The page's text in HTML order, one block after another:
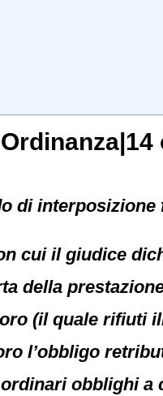
di interposizione
cui il giudice
della
(il quale rifiuti
l’obbligo
obblighi